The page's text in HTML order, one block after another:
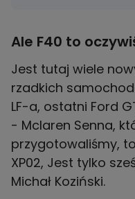
Ale F40 to
Jest tutaj wiele
rzadkich
LF-a, ostatni Ford
- Mclaren Senna,
przygotowaliśmy,
XP02, Jest tylko
Michał Koziński.